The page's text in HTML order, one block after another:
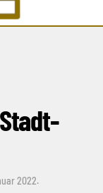
2022.